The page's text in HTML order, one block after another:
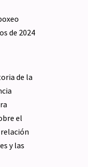
de 2024
de la
el
y las